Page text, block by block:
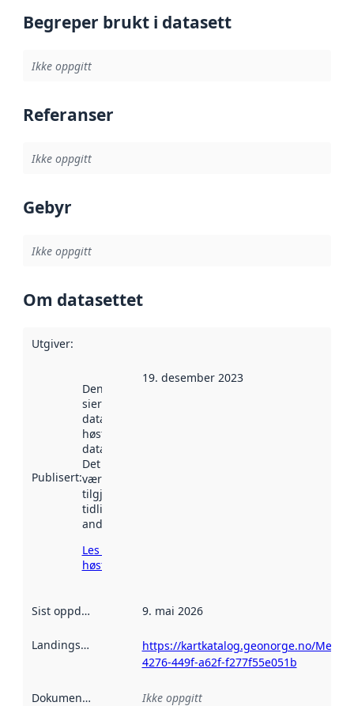
Begreper brukt i datasett
Ikke oppgitt
Referanser
Ikke oppgitt
Gebyr
Ikke oppgitt
Om datasettet
Utgiver:
Publisert:
Denne datoen
sier når
datasettet ble
høstet av
data.norge.no.
Det kan ha
vært
tilgjengelig
tidligere
andre steder.
Les mer om
høsting her
19. desember 2023
Sist oppdatert 9. mai 2026
Landingsside
https://kartkatalog.geonorge.no/
4276-449f-a62f-f277f55e051b
Dokumentasjon Ikke oppgitt